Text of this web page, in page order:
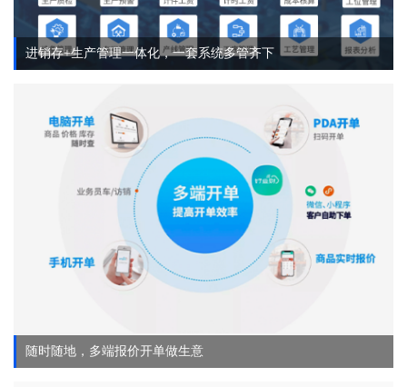
进销存+生产管理一体化，一套系统多管齐下
随时随地，多端报价开单做生意